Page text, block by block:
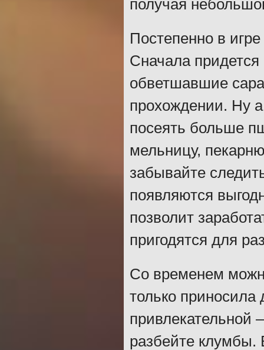
получая
Постепенно в
Сначала
обветшавшие
прохождении. Ну
посеять больше
мельницу,
забывайте
появляются
позволит
пригодятся для
Со временем
только
привлекательной
разбейте клумбы.